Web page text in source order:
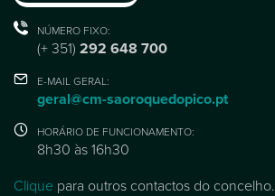
NÚMERO FIXO:
(+ 351) 292 648 700
E-MAIL GERAL:
geral@cm-saoroquedopico.pt
HORÁRIO DE FUNCIONAMENTO:
8h30 às 16h30
Clique para outros contactos do concelho.